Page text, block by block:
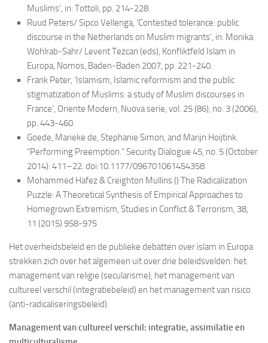
Muslims’, in: Tottoli, pp. 214-228.
Ruud Peters/ Sipco Vellenga, ‘Contested tolerance: public
discourse in the Netherlands on Muslim migrants’, in: Monika
Wohlrab-Sahr/ Levent Tezcan (eds), Konfliktfeld Islam in
Europa, Nomos, Baden-Baden 2007, pp. 221-240.
Frank Peter, ‘Islamism, Islamic reformism and the public
stigmatization of Muslims: a study of Muslim discourses in
France’, Oriente Modern, Nuova serie, vol. 25 (86), no. 3 (2006),
pp. 443-460.
Goede, Marieke de, Stephanie Simon, and Marijn Hoijtink.
“Performing Preemption.” Security Dialogue 45, no. 5 (October
2014): 411–22. doi:10.1177/096701061454358
Mohammed Hafez & Creighton Mullins () The Radicalization
Puzzle: A Theoretical Synthesis of Empirical Approaches to
Homegrown Extremism, Studies in Conflict & Terrorism, 38,
11 (2015) 958-975
Het overheidsbeleid en de publieke debatten over islam in Europa
strekken zich over het algemeen uit over drie beleidsvelden: het
management van religie (secularisme), het management van
cultureel verschil (integratiebeleid) en het management van risico
(anti-radicaliseringsbeleid).
Management van cultureel verschil: integratie, assimilatie en